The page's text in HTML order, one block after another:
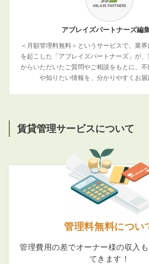
アブレイズパートナーズ編
＜月額管理料無料＞というサービスで、業
を起こした「アブレイズパートナーズ」が
からいただいたご質問やご相談をもとに、
や知りたい情報を、分かりやすくお届
賃貸管理サービスについて
管理料無料につい
管理費用の差でオーナー様の収入
てきます！